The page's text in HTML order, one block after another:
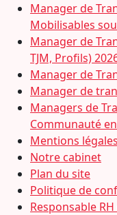
Manager de
Mobilisables
Manager de
TJM, Profils)
Manager de
Manager de
Managers de
Communauté
Mentions légales
Notre cabinet
Plan du site
Politique de
Responsable